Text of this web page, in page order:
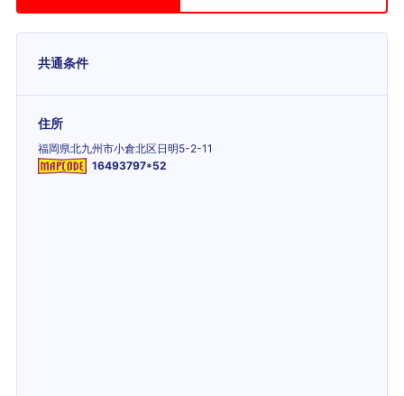
共通条件
住所
福岡県北九州市小倉北区日明5-2-11
16493797*52